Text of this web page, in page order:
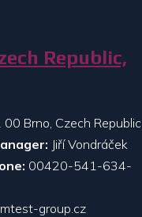
Republic,
00 Brno, Czech Republic
Jiří Vondráček
00420-541-634-
group.cz